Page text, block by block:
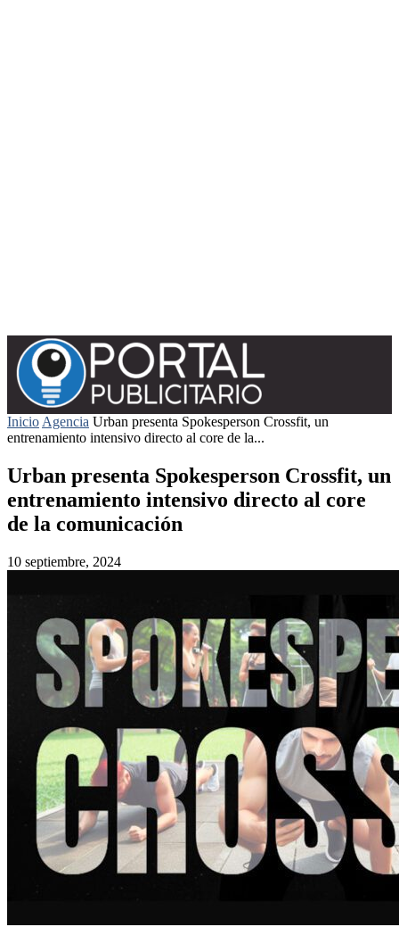
Inicio Agencia Urban presenta Spokesperson Crossfit, un
entrenamiento intensivo directo al core de la...
Urban presenta Spokesperson Crossfit, un
entrenamiento intensivo directo al core
de la comunicación
10 septiembre, 2024